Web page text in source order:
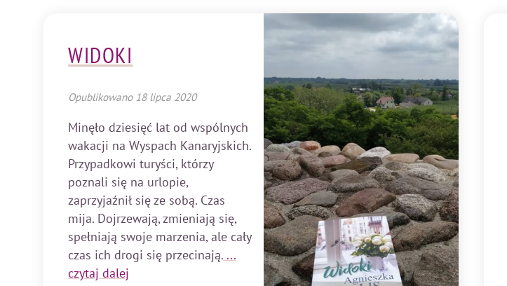
WIDOKI
Opublikowano 18 lipca 2020
Minęło dziesięć lat od wspólnych
wakacji na Wyspach Kanaryjskich.
Przypadkowi turyści, którzy
poznali się na urlopie,
zaprzyjaźnił się ze sobą. Czas
mija. Dojrzewają, zmieniają się,
spełniają swoje marzenia, ale cały
czas ich drogi się przecinają. ...
czytaj dalej